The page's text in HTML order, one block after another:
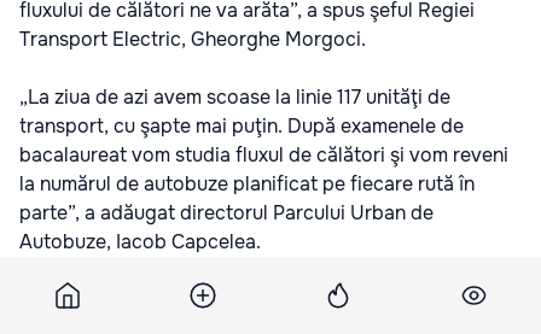
fluxului de călători ne va arăta”, a spus şeful Regiei
Transport Electric, Gheorghe Morgoci.
„La ziua de azi avem scoase la linie 117 unităţi de
transport, cu şapte mai puţin. După examenele de
bacalaureat vom studia fluxul de călători şi vom reveni
la numărul de autobuze planificat pe fiecare rută în
parte”, a adăugat directorul Parcului Urban de
Autobuze, Iacob Capcelea.
Tot de astăzi, în capitală a fost restabilită linia de